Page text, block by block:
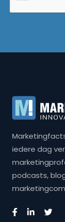
iedere dag
podcasts,